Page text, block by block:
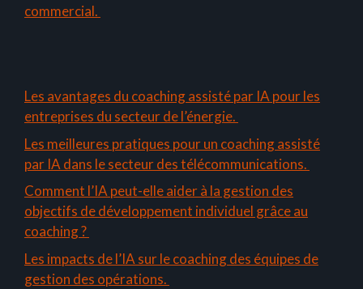
commercial.
Les avantages du coaching assisté par IA pour les
entreprises du secteur de l’énergie.
Les meilleures pratiques pour un coaching assisté
par IA dans le secteur des télécommunications.
Comment l’IA peut-elle aider à la gestion des
objectifs de développement individuel grâce au
coaching ?
Les impacts de l’IA sur le coaching des équipes de
gestion des opérations.